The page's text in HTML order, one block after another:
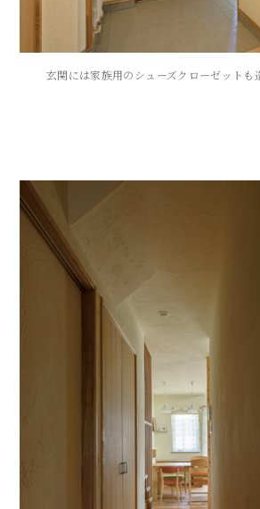
玄関には家族用のシューズクローゼットも